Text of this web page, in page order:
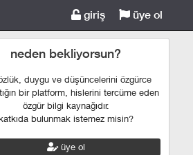
giriş üye ol
neden bekliyorsun?
duygu ve düşüncelerini özgürce
bir platform, hislerini tercüme eden
özgür bilgi kaynağıdır.
bulunmak istemez misin?
üye ol